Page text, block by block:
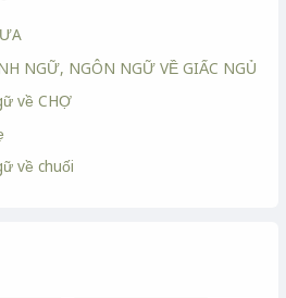
NGỮ, NGÔN NGỮ VỀ GIẤC NGỦ
về CHỢ
về chuối